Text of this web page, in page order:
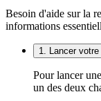
Besoin d'aide sur la
informations
1. Lancer
Pour lancer
un des deux